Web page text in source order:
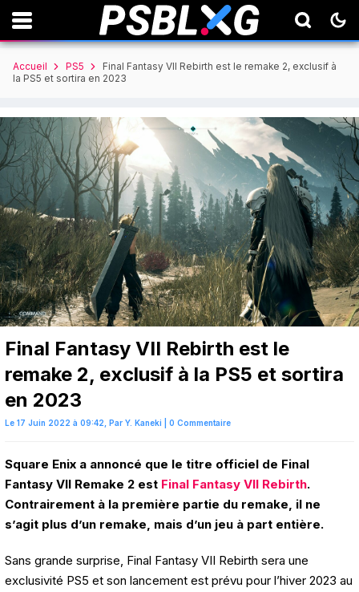
Accueil PS5
Final Fantasy VII Rebirth est le remake 2, exclusif à
la PS5 et sortira en 2023
Final Fantasy VII Rebirth est le
remake 2, exclusif à la PS5 et sortira
en 2023
Le 17 Juin 2022 à 09:42, Par Y. Kaneki 0 Commentaire
Square Enix a annoncé que le titre officiel de Final
Fantasy VII Remake 2 est Final Fantasy VII Rebirth.
Contrairement à la première partie du remake, il ne
s’agit plus d’un remake, mais d’un jeu à part entière.
Sans grande surprise, Final Fantasy VII Rebirth sera une
exclusivité PS5 et son lancement est prévu pour l’hiver 2023 au